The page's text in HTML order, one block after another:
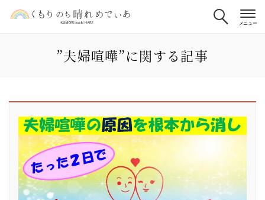
”夫婦喧嘩”に関する記事